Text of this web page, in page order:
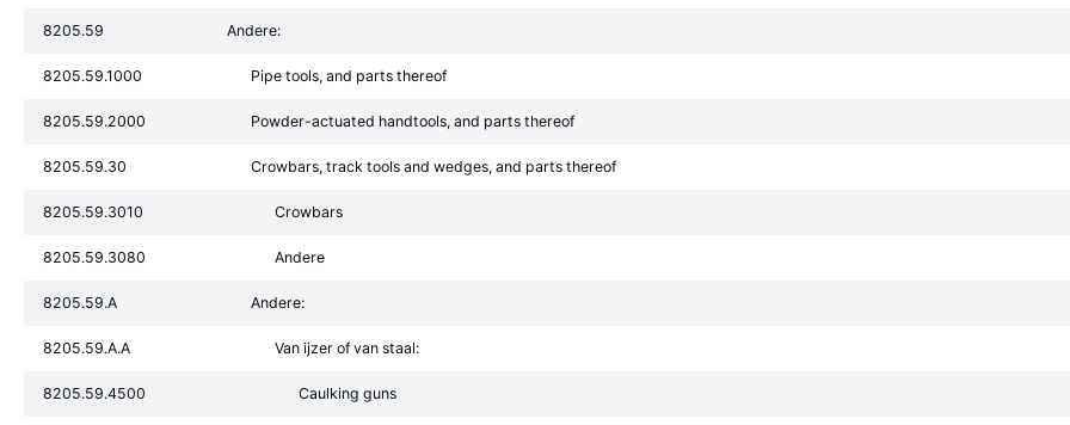
8205.59 Andere:
8205.59.1000 Pipe tools, and parts thereof
8205.59.2000 Powder-actuated handtools, and parts thereof
8205.59.30 Crowbars, track tools and wedges, and parts thereof
8205.59.3010 Crowbars
8205.59.3080 Andere
8205.59.A Andere:
8205.59.A.A Van ijzer of van staal:
8205.59.4500 Caulking guns